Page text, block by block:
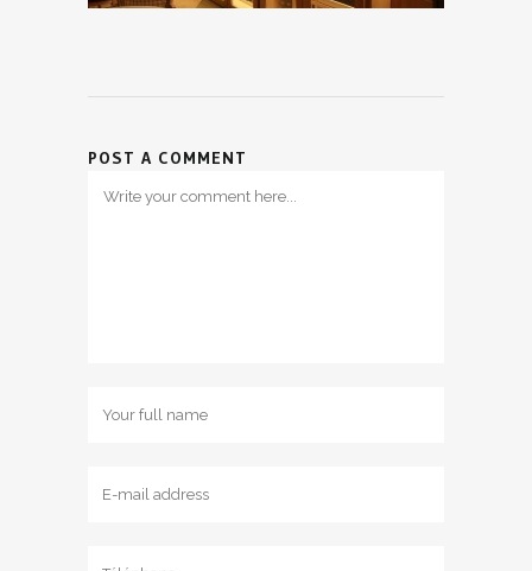
POST A COMMENT